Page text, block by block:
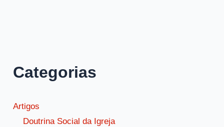
Categorias
Artigos
Doutrina Social da Igreja